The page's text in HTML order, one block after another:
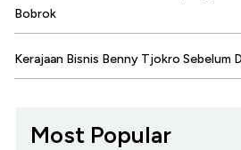
Bobrok
Kerajaan Bisnis Benny Tjokro Sebelum
Most Popular